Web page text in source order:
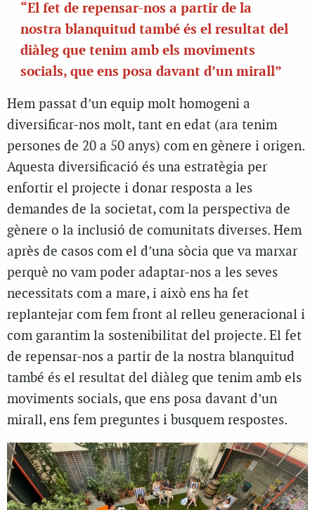
“El fet de repensar-nos a partir de la
nostra blanquitud també és el resultat del
diàleg que tenim amb els moviments
socials, que ens posa davant d’un mirall”
Hem passat d’un equip molt homogeni a
diversificar-nos molt, tant en edat (ara tenim
persones de 20 a 50 anys) com en gènere i origen.
Aquesta diversificació és una estratègia per
enfortir el projecte i donar resposta a les
demandes de la societat, com la perspectiva de
gènere o la inclusió de comunitats diverses. Hem
après de casos com el d’una sòcia que va marxar
perquè no vam poder adaptar-nos a les seves
necessitats com a mare, i això ens ha fet
replantejar com fem front al relleu generacional i
com garantim la sostenibilitat del projecte. El fet
de repensar-nos a partir de la nostra blanquitud
també és el resultat del diàleg que tenim amb els
moviments socials, que ens posa davant d’un
mirall, ens fem preguntes i busquem respostes.